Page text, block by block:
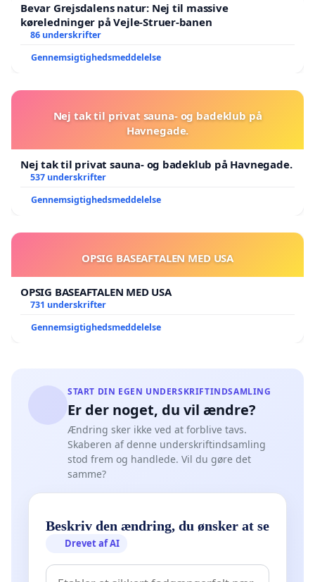
Bevar Grejsdalens natur: Nej til massive
køreledninger på Vejle-Struer-banen
86 underskrifter
Gennemsigtighedsmeddelelse
Nej tak til privat sauna- og badeklub på
Havnegade.
Nej tak til privat sauna- og badeklub på Havnegade.
537 underskrifter
Gennemsigtighedsmeddelelse
OPSIG BASEAFTALEN MED USA
OPSIG BASEAFTALEN MED USA
731 underskrifter
Gennemsigtighedsmeddelelse
START DIN EGEN UNDERSKRIFTINDSAMLING
Er der noget, du vil ændre?
Ændring sker ikke ved at forblive tavs.
Skaberen af denne underskriftindsamling
stod frem og handlede. Vil du gøre det
samme?
Beskriv den ændring, du ønsker at se
Drevet af AI